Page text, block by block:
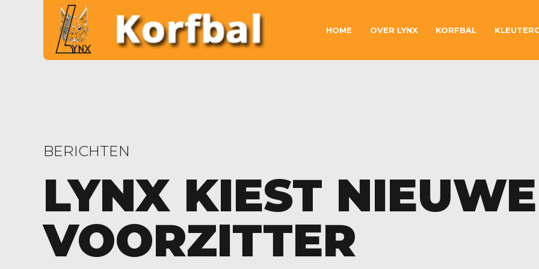
HOME OVER LYNX KORFBAL
BERICHTEN
LYNX KIEST NIEUWE
VOORZITTER